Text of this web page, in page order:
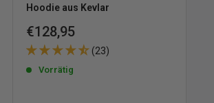
Hoodie aus Kevlar
Sonderpreis
€128,95
(23)
Vorrätig